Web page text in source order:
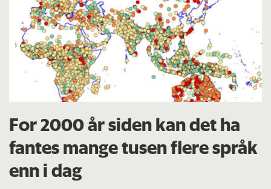
For 2000 år siden kan det ha
fantes mange tusen flere språk
enn i dag